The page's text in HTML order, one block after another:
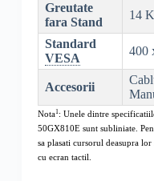
Greutate
fara Stand
14
Standard
VESA
400
Accesorii
Nota1: Unele dintre
50GX810Esunt subliniate.
sa plasati cursorul deasupra
cu ecran tactil.